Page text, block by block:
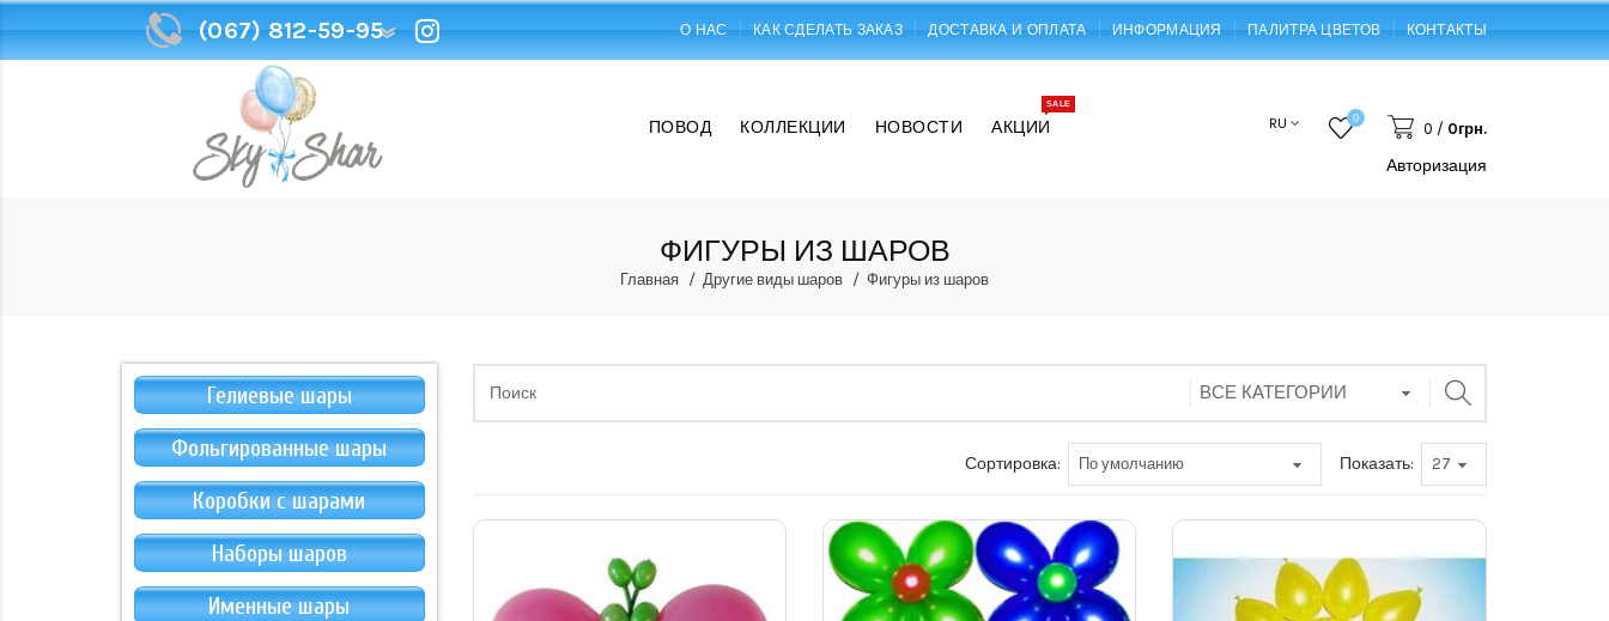
(067) 812-59-95
(067) 812-59-95
О НАС КАК СДЕЛАТЬ ЗАКАЗ ДОСТАВКА И ОПЛАТА ИНФОРМАЦИЯ ПАЛИТРА ЦВЕТОВ КОНТАКТЫ
ПОВОД КОЛЛЕКЦИИ НОВОСТИ АКЦИИ
SALE
RU 0
0 / 0грн.
Авторизация
ФИГУРЫ ИЗ ШАРОВ
Главная Другие виды шаров Фигуры из шаров
Гелиевые шары
Фольгированные шары
Коробки с шарами
Наборы шаров
Именные шары
Сортировка: Показать: